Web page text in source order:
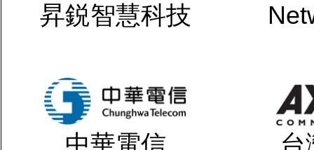
昇鋭智慧科技
中華電信 台